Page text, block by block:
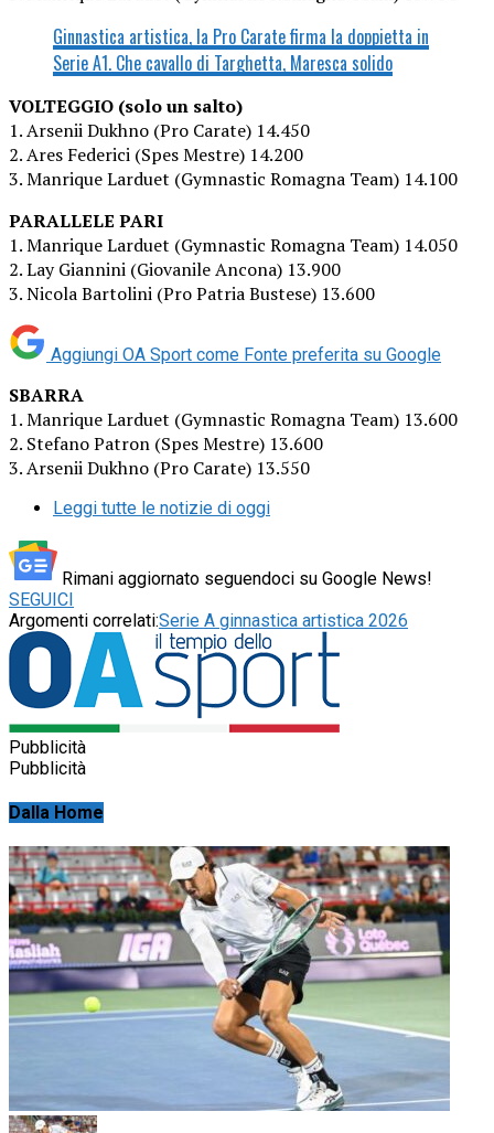
Ginnastica artistica, la Pro Carate firma la doppietta in
Serie A1. Che cavallo di Targhetta, Maresca solido
VOLTEGGIO (solo un salto)
1. Arsenii Dukhno (Pro Carate) 14.450
2. Ares Federici (Spes Mestre) 14.200
3. Manrique Larduet (Gymnastic Romagna Team) 14.100
PARALLELE PARI
1. Manrique Larduet (Gymnastic Romagna Team) 14.050
2. Lay Giannini (Giovanile Ancona) 13.900
3. Nicola Bartolini (Pro Patria Bustese) 13.600
Aggiungi OA Sport come Fonte preferita su Google
SBARRA
1. Manrique Larduet (Gymnastic Romagna Team) 13.600
2. Stefano Patron (Spes Mestre) 13.600
3. Arsenii Dukhno (Pro Carate) 13.550
Leggi tutte le notizie di oggi
Rimani aggiornato seguendoci su Google News!
SEGUICI
Argomenti correlati:Serie A ginnastica artistica 2026
Pubblicità
Pubblicità
Dalla Home